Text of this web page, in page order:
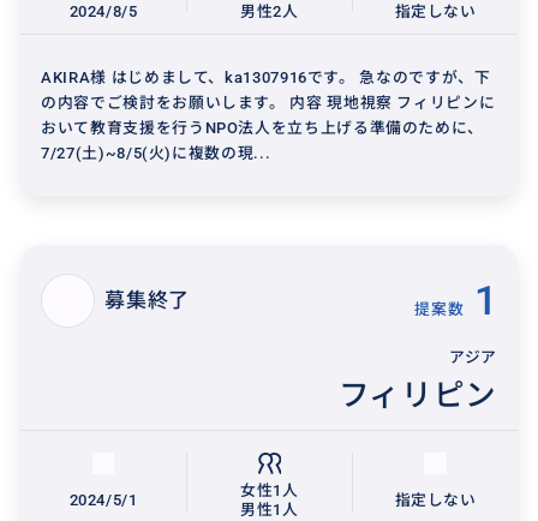
2024/8/5 男性2人 指定しない
AKIRA様 はじめまして、ka1307916です。 急なのですが、下
の内容でご検討をお願いします。 内容 現地視察 フィリピンに
おいて教育支援を行うNPO法人を立ち上げる準備のために、
7/27(土)~8/5(火)に複数の現...
募集終了 提案数 1
アジア
フィリピン
2024/5/1
女性1人
男性1人
指定しない